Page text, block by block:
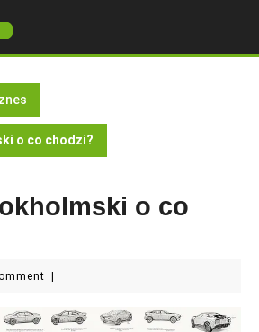
Open
Button
o co chodzi?
o co